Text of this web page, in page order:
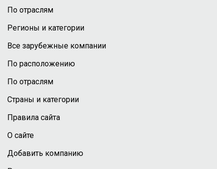
По отраслям
Регионы и категории
Все зарубежные компании
По расположению
По отраслям
Страны и категории
Правила сайта
О сайте
Добавить компанию